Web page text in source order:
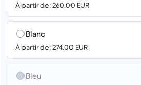
À partir de: 260.00 EUR
Blanc
À partir de: 274.00 EUR
Bleu